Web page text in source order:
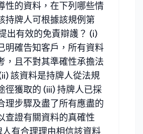
性的資料，在下列哪些情
持牌人可根據該規例第
出有效的免責辯護？ (i)
明確告知客戶，所有資料
，且不對其準確性承擔法
該資料是持牌人從法規
徑獲取的 (iii) 持牌人已採
理步驟及盡了所有應盡的
查證有關資料的真確性
人有合理理由相信該資料